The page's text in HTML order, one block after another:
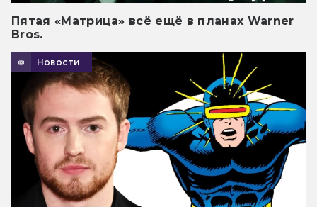
Пятая «Матрица» всё ещё в планах Warner
Bros.
Новости